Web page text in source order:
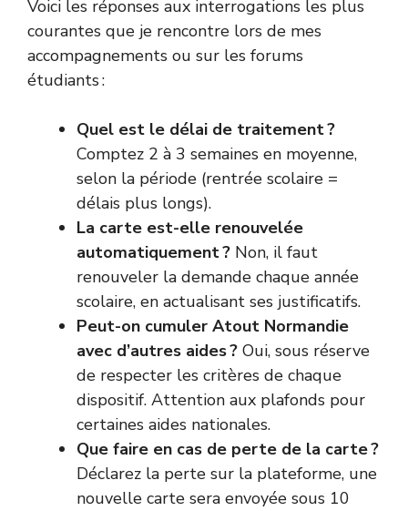
Voici les réponses aux interrogations les plus
courantes que je rencontre lors de mes
accompagnements ou sur les forums
étudiants :
Quel est le délai de traitement ?
Comptez 2 à 3 semaines en moyenne,
selon la période (rentrée scolaire =
délais plus longs).
La carte est-elle renouvelée
automatiquement ? Non, il faut
renouveler la demande chaque année
scolaire, en actualisant ses justificatifs.
Peut-on cumuler Atout Normandie
avec d’autres aides ? Oui, sous réserve
de respecter les critères de chaque
dispositif. Attention aux plafonds pour
certaines aides nationales.
Que faire en cas de perte de la carte ?
Déclarez la perte sur la plateforme, une
nouvelle carte sera envoyée sous 10